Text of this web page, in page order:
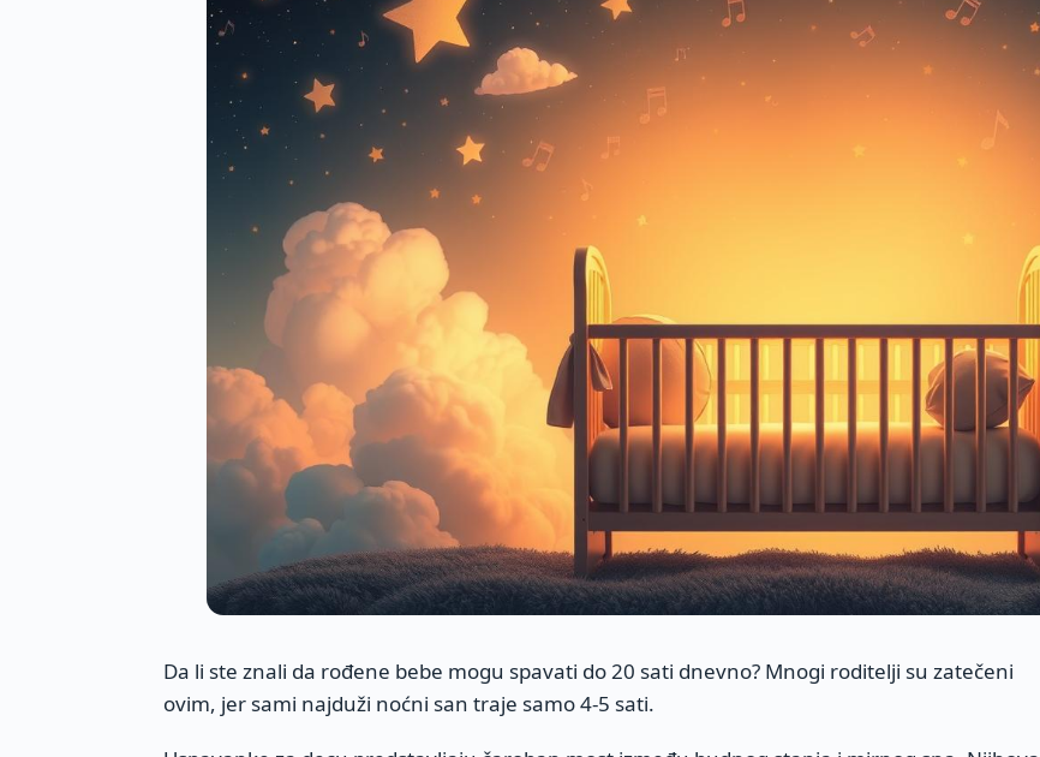
Da li ste znali da rođene bebe mogu spavati do 20 sati dnevno? Mnogi roditelji su zatečeni
ovim, jer sami najduži noćni san traje samo 4-5 sati.